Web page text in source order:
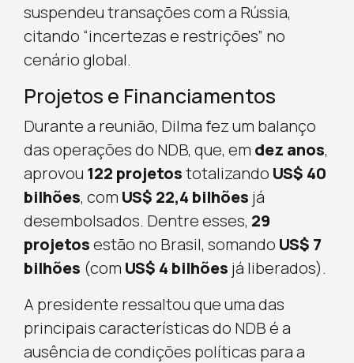
suspendeu transações com a Rússia,
citando “incertezas e restrições” no
cenário global.
Projetos e Financiamentos
Durante a reunião, Dilma fez um balanço
das operações do NDB, que, em dez anos,
aprovou 122 projetostotalizando US$ 40
bilhões, com US$ 22,4 bilhões já
desembolsados. Dentre esses, 29
projetosestão no Brasil, somando US$ 7
bilhões (com US$ 4 bilhões já liberados).
A presidente ressaltou que uma das
principais características do NDB é a
ausência de condições políticas para a